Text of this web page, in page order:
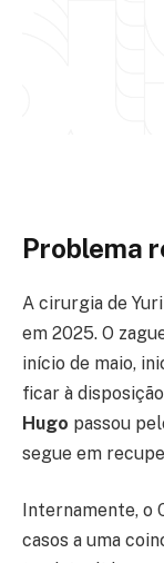
Problema
A cirurgia de
em 2025. O
início de maio,
ficar à
Hugo passou
segue em
Internamente, o
casos a uma